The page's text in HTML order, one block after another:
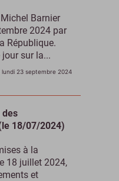
Barnier
2024 par
République.
jour sur la...
lundi 23 septembre 2024
des
18/07/2024)
à la
18 juillet 2024,
et